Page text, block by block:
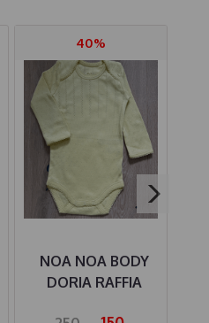
40%
NOA NOA BODY
DORIA RAFFIA